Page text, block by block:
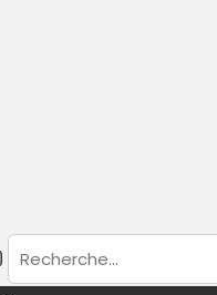
2001, la tragique
la mort : il s’intéresse à
inexpliquées, les